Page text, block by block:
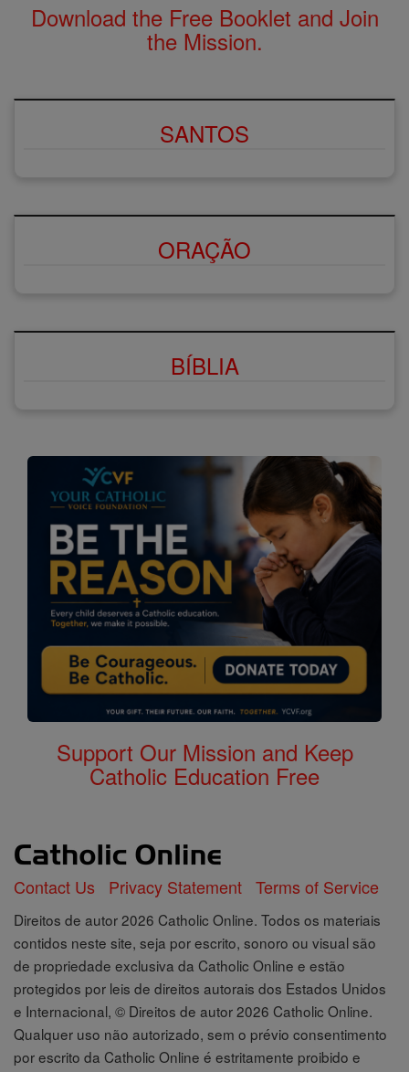
Download the Free Booklet and Join
the Mission.
SANTOS
ORAÇÃO
BÍBLIA
Support Our Mission and Keep
Catholic Education Free
Contact Us Privacy Statement Terms of Service
Direitos de autor 2026 Catholic Online. Todos os materiais
contidos neste site, seja por escrito, sonoro ou visual são
de propriedade exclusiva da Catholic Online e estão
protegidos por leis de direitos autorais dos Estados Unidos
e Internacional, © Direitos de autor 2026 Catholic Online.
Qualquer uso não autorizado, sem o prévio consentimento
por escrito da Catholic Online é estritamente proibido e